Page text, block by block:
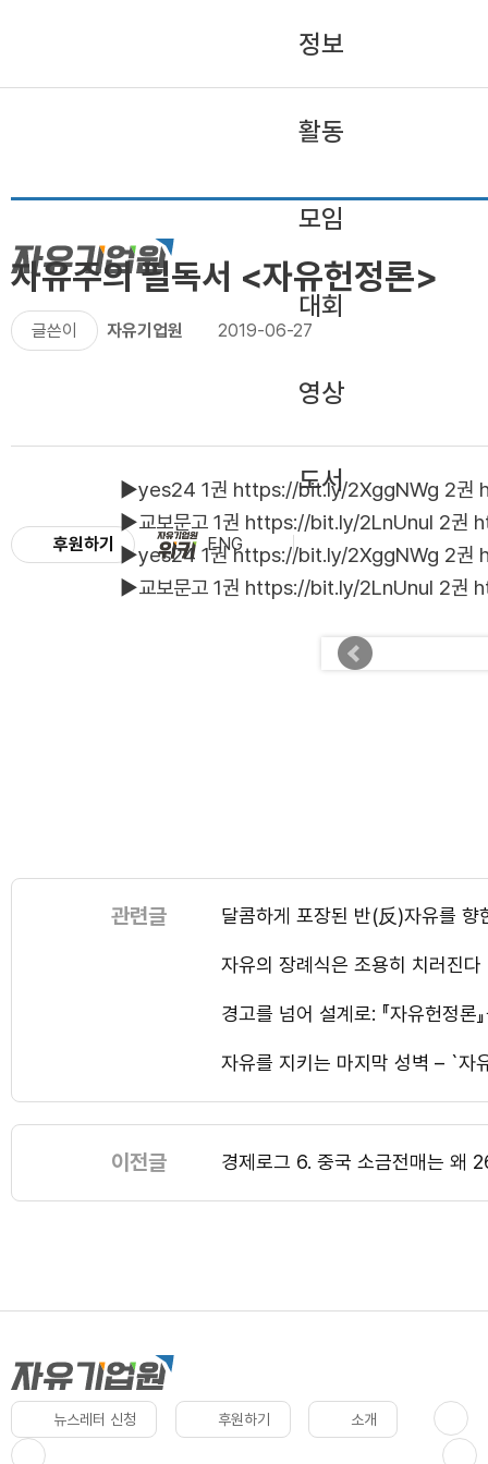
정보
활동
모임
대회
영상
도서
후원하기 ENG
자유주의 필독서 <자유헌정론>
글쓴이 자유기업원 2019-06-27
▶️yes24 1권 https://bit.ly/2XggNWg 2권
▶️교보문고 1권 https://bit.ly/2LnUnuI 2권
▶️yes24 1권 https://bit.ly/2XggNWg 2권
▶️교보문고 1권 https://bit.ly/2LnUnuI 2권
관련글 달콤하게 포장된 반(反)자유를 향
자유의 장례식은 조용히 치러진다
경고를 넘어 설계로: 『자유헌정론
자유를 지키는 마지막 성벽 – `자
이전글 경제로그 6. 중국 소금전매는 왜
뉴스레터 신청 후원하기 소개